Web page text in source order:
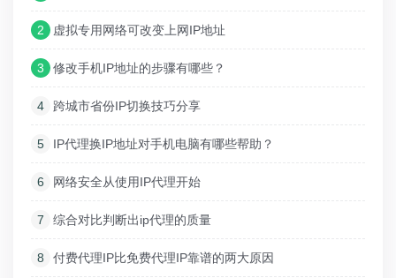
2 虚拟专用网络可改变上网IP地址
3 修改手机IP地址的步骤有哪些？
4 跨城市省份IP切换技巧分享
5 IP代理换IP地址对手机电脑有哪些帮助？
6 网络安全从使用IP代理开始
7 综合对比判断出ip代理的质量
8 付费代理IP比免费代理IP靠谱的两大原因